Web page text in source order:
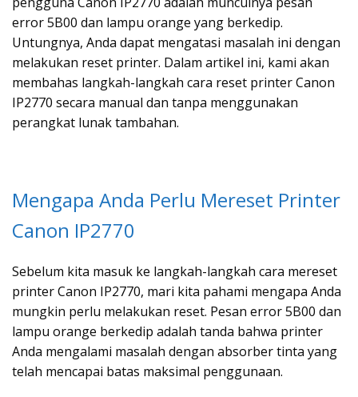
error 5B00 dan lampu orange yang berkedip.
Untungnya, Anda dapat mengatasi masalah ini dengan
melakukan reset printer. Dalam artikel ini, kami akan
membahas langkah-langkah cara reset printer Canon
IP2770 secara manual dan tanpa menggunakan
perangkat lunak tambahan.
Mengapa Anda Perlu Mereset Printer
Canon IP2770
Sebelum kita masuk ke langkah-langkah cara mereset
printer Canon IP2770, mari kita pahami mengapa Anda
mungkin perlu melakukan reset. Pesan error 5B00 dan
lampu orange berkedip adalah tanda bahwa printer
Anda mengalami masalah dengan absorber tinta yang
telah mencapai batas maksimal penggunaan.